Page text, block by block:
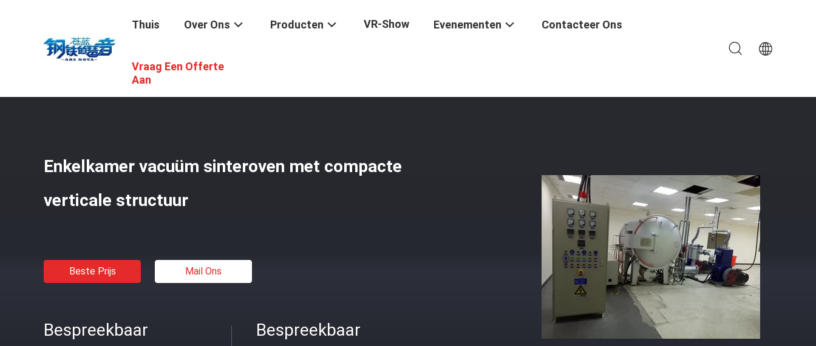
Thuis Over Ons Producten VR-Show Evenementen Contacteer Ons
Vraag Een Offerte
Aan
Vacuümsinteroven / Enkelkamer Vacuüm Sinteroven Met Compacte Verticale Structuur
Enkelkamer vacuüm sinteroven met compacte
verticale structuur
Beste Prijs Mail Ons
Bespreekbaar Bespreekbaar